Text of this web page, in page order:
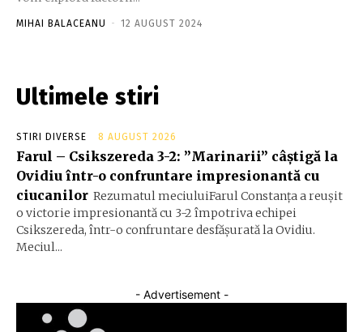
MIHAI BALACEANU - 12 AUGUST 2024
Ultimele stiri
STIRI DIVERSE 8 AUGUST 2026
Farul – Csikszereda 3-2: ”Marinarii” câștigă la
Ovidiu într-o confruntare impresionantă cu
ciucanilor Rezumatul meciuluiFarul Constanța a reușit
o victorie impresionantă cu 3-2 împotriva echipei
Csikszereda, într-o confruntare desfășurată la Ovidiu.
Meciul...
- Advertisement -